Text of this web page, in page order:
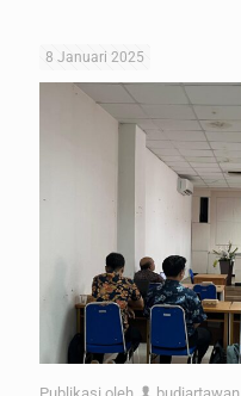
8 Januari 2025